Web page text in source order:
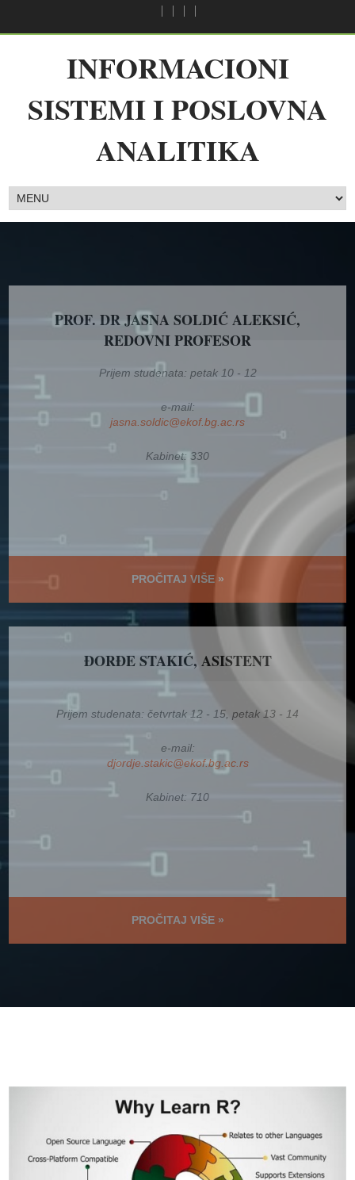
INFORMACIONI
SISTEMI I POSLOVNA
ANALITIKA
PROF. DR JASNA SOLDIĆ ALEKSIĆ,
REDOVNI PROFESOR
Prijem studenata: petak 10 - 12
e-mail:
jasna.soldic@ekof.bg.ac.rs
Kabinet: 330
PROČITAJ VIŠE »
ĐORĐE STAKIĆ, ASISTENT
Prijem studenata: četvrtak 12 - 15, petak 13 - 14
e-mail:
djordje.stakic@ekof.bg.ac.rs
Kabinet: 710
PROČITAJ VIŠE »